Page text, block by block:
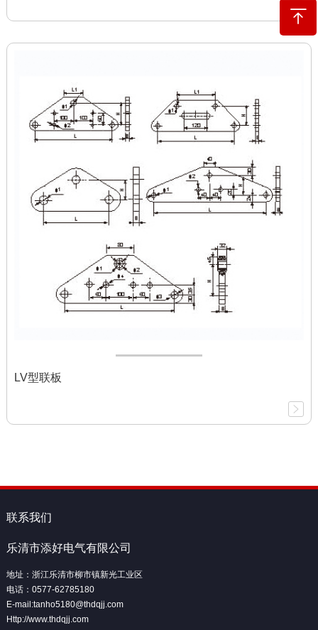
LV型联板
联系我们
乐清市添好电气有限公司
地址：浙江乐清市柳市镇新光工业区
电话：0577-62785180
E-mail:tanho5180@thdqjj.com
Http://www.thdqjj.com